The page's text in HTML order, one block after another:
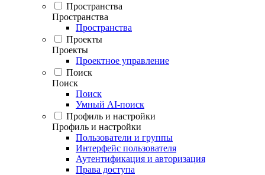
Пространства
Пространства
Пространства
Проекты
Проекты
Проектное управление
Поиск
Поиск
Поиск
Умный AI-поиск
Профиль и настройки
Профиль и настройки
Пользователи и группы
Интерфейс пользователя
Аутентификация и авторизация
Права доступа